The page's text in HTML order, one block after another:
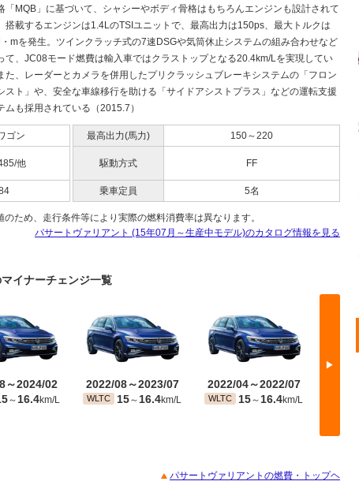
「MQB」に基づいて、シャシーやボディ骨格はもちろんエンジンも設計されて
搭載するエンジンは1.4LのTSIユニットで、最高出力は150ps、最大トルクは
mを発生。ツインクラッチ式の7速DSGや気筒休止システムの組み合わせなど
て、JC08モード燃費は輸入車ではクラストップとなる20.4km/Lを実現してい
た、レーダーとカメラを併用したプリクラッシュブレーキシステムの「フロン
スト」や、安全な車線移行を助ける「サイドアシストプラス」などの運転支援
ムも採用されている（2015.7）
ゴン 最高出力(馬力)
150～220
他 駆動方式 FF
乗車定員 5名
ため、走行条件等により実際の燃料消費率は異なります。
パサートヴァリアント (15年07月～生産中モデル)のカタログ情報を見る
イナーチェンジ一覧
▶
～2024/02
～ 16.4km/L
2022/08～2023/07
WLTC 15～ 16.4km/L
2022/04～2022/07
WLTC 15～ 16.4km/L
パサートヴァリアントの燃費・トップヘ